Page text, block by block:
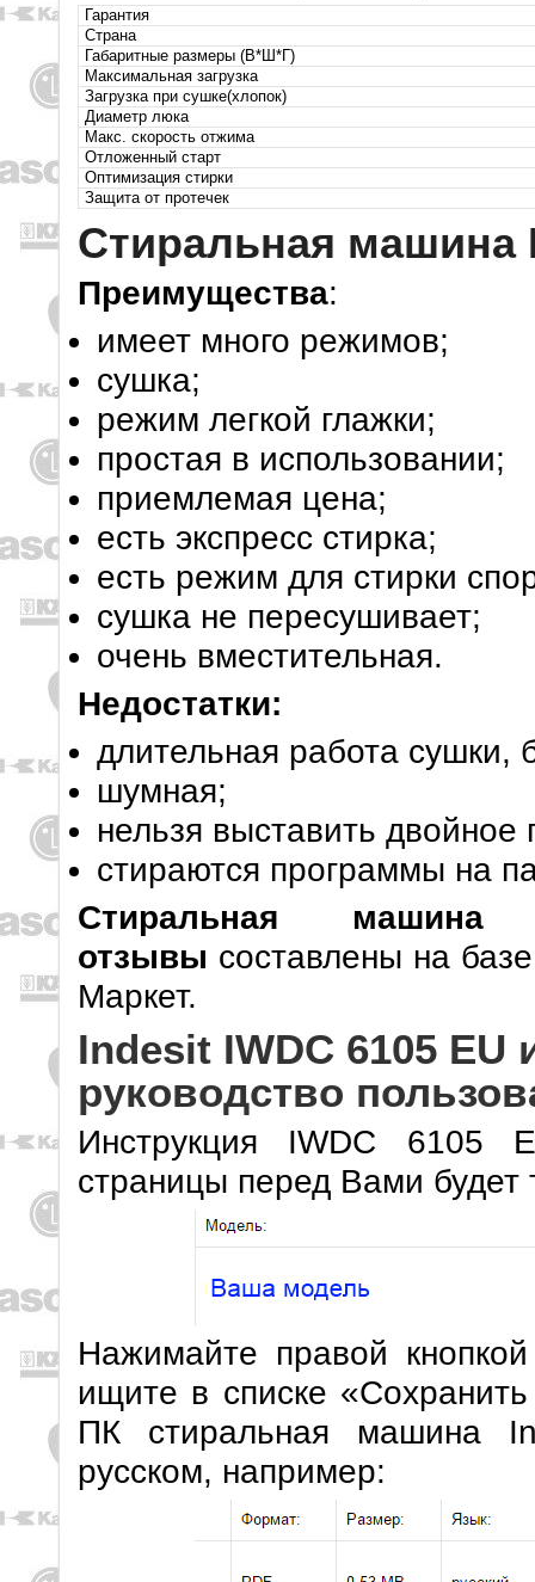
Гарантия
Страна
Габаритные размеры (В*Ш*Г)
Максимальная загрузка
Загрузка при сушке(хлопок)
Диаметр люка
Макс. скорость отжима
Отложенный старт
Оптимизация стирки
Защита от протечек
Стиральная машина
Преимущества:
имеет много режимов;
сушка;
режим легкой глажки;
простая в использовании;
приемлемая цена;
есть экспресс стирка;
есть режим для стирки
сушка не пересушивает;
очень вместительная.
Недостатки:
длительная работа сушки,
шумная;
нельзя выставить двойное
стираются программы на
Стиральная
отзывы составлены на
Маркет.
Indesit IWDC 6105 EU
руководство
Инструкция IWDC 6105
страницы перед Вами будет
Нажимайте правой
ищите в списке
ПК стиральная машина
русском, например: